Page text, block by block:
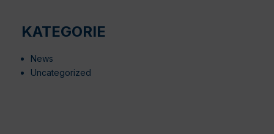
KATEGORIE
News
Uncategorized